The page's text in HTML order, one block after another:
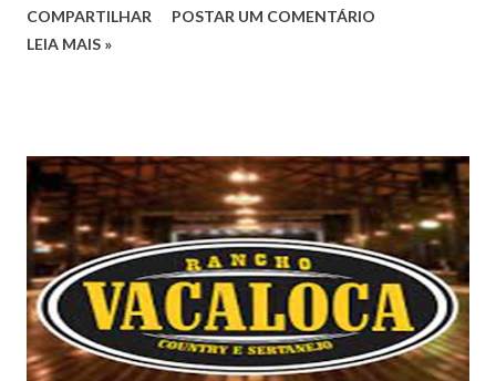
COMPARTILHAR
POSTAR UM COMENTÁRIO
LEIA MAIS »